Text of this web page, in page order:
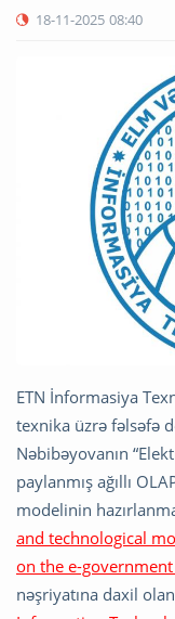
18-11-2025 08:40
ETN İnformasiya
texnika üzrə fəlsəfə
Nəbibəyovanın
paylanmış ağıllı
modelinin
and technological
on the e-
nəşriyatına daxil